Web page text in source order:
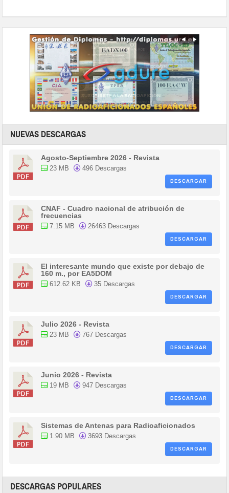
NUEVAS DESCARGAS
Agosto-Septiembre 2026 - Revista
23 MB
496 Descargas
DESCARGAR
CNAF - Cuadro nacional de atribución de
frecuencias
7.15 MB
26463 Descargas
DESCARGAR
El interesante mundo que existe por debajo de
160 m., por EA5DOM
612.62 KB
35 Descargas
DESCARGAR
Julio 2026 - Revista
23 MB
767 Descargas
DESCARGAR
Junio 2026 - Revista
19 MB
947 Descargas
DESCARGAR
Sistemas de Antenas para Radioaficionados
1.90 MB
3693 Descargas
DESCARGAR
DESCARGAS POPULARES